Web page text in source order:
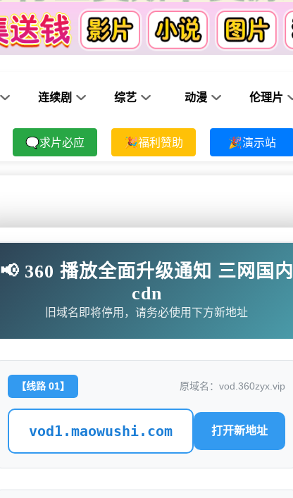
连续剧 综艺 动漫 伦理片
🗨求片必应 🎉福利赞助 🎉演示站
山神的新郎 评分: 0.0
是否完结：0
类型：
语言：汉语普通话
标签：
📢 360 播放全面升级通知 三网国内
cdn
旧域名即将停用，请务必使用下方新地址
【线路 01】 原域名：vod.360zyx.vip
vod1.maowushi.com 打开新地址